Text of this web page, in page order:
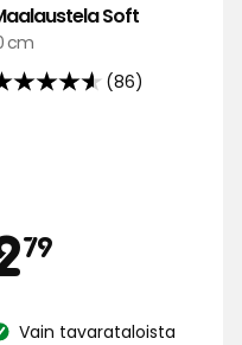
Soft
cm
(86)
79
€
Vain tavarataloista